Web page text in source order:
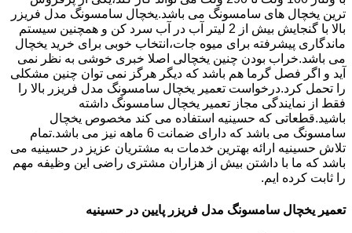
ترین یخچال های سامسونگ می باشد.یخچال سامسونگ مدل فریزر
بالا با گنجایش بیش از 2 لیتر آب در آب سرد کن و همچنین سیستم
ماندگاری پیشرفته برای میوه جات،انتخاب خوبی برای خرید یخچال
می باشد.خراب بودن چنین یخچالی اصلا خبری خوشی به نظر نمی
آید و اگر فصل گرما هم باشد که دیگر هرگز نمی توان چنین مشکلی
را تحمل کرد.درخواست تعمیر یخچال سامسونگ مدل فریزر بالا را
فقط از نمایندگی مجاز تعمیر یخچال سامسونگ داشته
باشید.قطعاتی که حسینیه استفاده می کند مخصوص یخچال
سامسونگ می باشد که دارای ضمانت 6 ماهه نیز می باشد.تمام
تلاش حسینیه ارائه بهترین خدمات به مشتریان عزیز در حسینیه می
باشد که ما با داشتن بیش از هزاران مشتری راضی این وظیفه مهم
را ثابت کرده ایم.
تعمیر یخچال سامسونگ مدل فریزر پایین در حسینیه